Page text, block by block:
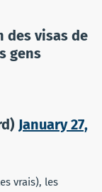
des visas de
gens
January 27,
vrais), les